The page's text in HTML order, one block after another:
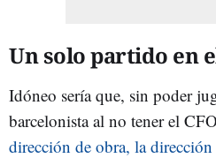
Un solo partido en
Idóneo sería que, sin poder
barcelonista al no tener el
dirección de obra, la